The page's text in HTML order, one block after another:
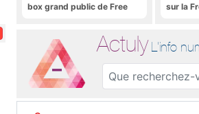
box grand public de Free
sur la
Actuly L'info